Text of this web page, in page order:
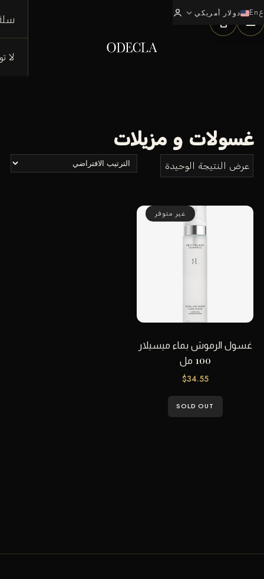
عEn دولار أمريكيexpand_more
لا
غسولات و مزيلات
عرض النتيجة الوحيدة
غير متوفر
غسول الرموش بماء ميسيلار
100 مل
$34.55
SOLD OUT